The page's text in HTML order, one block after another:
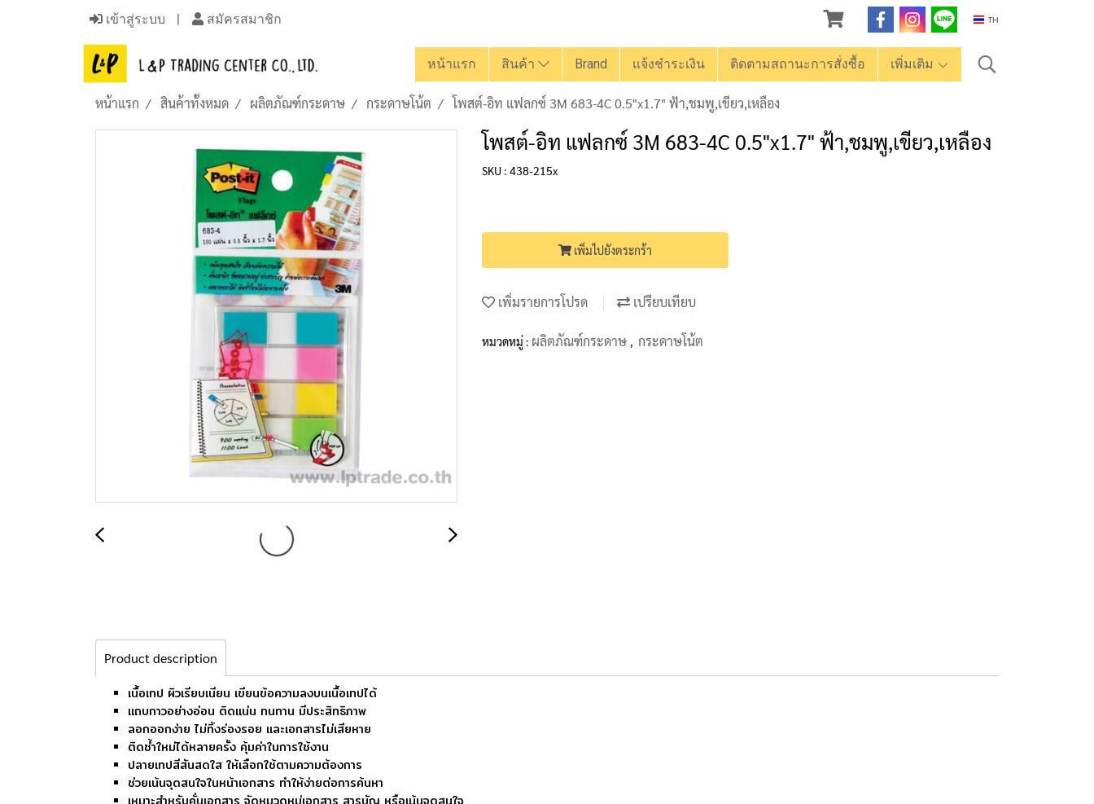
เข้าสู่ระบบ สมัครสมาชิก TH
หน้าแรก สินค้า Brand แจ้งชำระเงิน ติดตามสถานะการสั่งซื้อ เพิ่มเติม
หน้าแรก สินค้าทั้งหมด ผลิตภัณฑ์กระดาษ กระดาษโน้ต โพสต์-อิท แฟลกซ์ 3M 683-4C 0.5"x1.7" ฟ้า,ชมพู,เขียว,เหลือง
โพสต์-อิท แฟลกซ์ 3M 683-4C 0.5"x1.7" ฟ้า,ชมพู,เขียว,เหลือง
SKU : 438-215x
เพิ่มไปยังตระกร้า
เพิ่มรายการโปรด เปรียบเทียบ
หมวดหมู่ : ผลิตภัณฑ์กระดาษ , กระดาษโน้ต
Product description
เนื้อเทป ผิวเรียบเนียน เขียนข้อความลงบนเนื้อเทปได้
แถบกาวอย่างอ่อน ติดแน่น ทนทาน มีประสิทธิภาพ
ลอกออกง่าย ไม่ทิ้งร่องรอย และเอกสารไม่เสียหาย
ติดซ้ำใหม่ได้หลายครั้ง คุ้มค่าในการใช้งาน
ปลายเทปสีสันสดใส ให้เลือกใช้ตามความต้องการ
ช่วยเน้นจุดสนใจในหน้าเอกสาร ทำให้ง่ายต่อการค้นหา